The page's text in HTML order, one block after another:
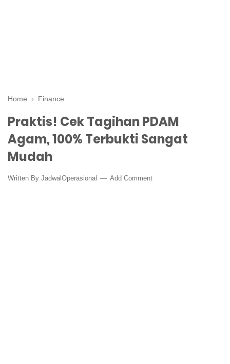
Home › Finance
Praktis! Cek Tagihan PDAM
Agam, 100% Terbukti Sangat
Mudah
Written By JadwalOperasional Add Comment